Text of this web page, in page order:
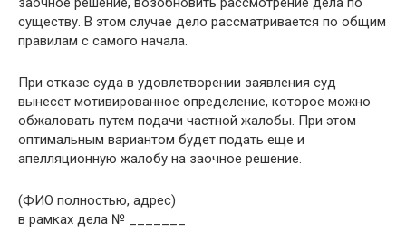
существу. В этом случае дело рассматривается по общим
правилам с самого начала.
При отказе суда в удовлетворении заявления суд
вынесет мотивированное определение, которое можно
обжаловать путем подачи частной жалобы. При этом
оптимальным вариантом будет подать еще и
апелляционную жалобу на заочное решение.
(ФИО полностью, адрес)
в рамках дела № _______